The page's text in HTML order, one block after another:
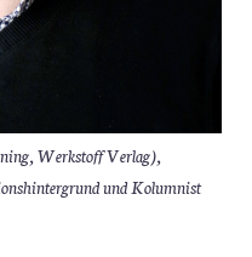
Werkstoff Verlag),
und Kolumnist